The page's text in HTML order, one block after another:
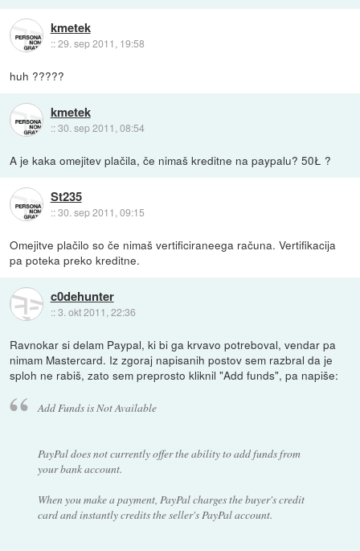
kmetek
::29. sep 2011, 19:58
huh ?????
kmetek
::30. sep 2011, 08:54
A je kaka omejitev plačila, če nimaš kreditne na paypalu? 50Ł ?
St235
::30. sep 2011, 09:15
Omejitve plačilo so če nimaš vertificiraneega računa. Vertifikacija
pa poteka preko kreditne.
c0dehunter
::3. okt 2011, 22:36
Ravnokar si delam Paypal, ki bi ga krvavo potreboval, vendar pa
nimam Mastercard. Iz zgoraj napisanih postov sem razbral da je
sploh ne rabiš, zato sem preprosto kliknil "Add funds", pa napiše:
Add Funds is Not Available
PayPal does not currently offer the ability to add funds from
your bank account.
When you make a payment, PayPal charges the buyer's credit
card and instantly credits the seller's PayPal account.